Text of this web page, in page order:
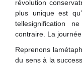
révolution
plus unique est
tellesignification
contraire. La
Reprenons
du sens à la